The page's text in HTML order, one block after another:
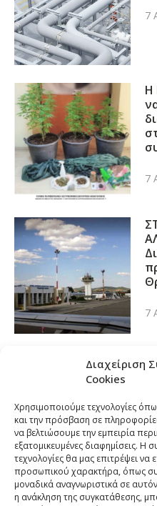
Διαχείριση
Cookies
Χρησιμοποιούμε τεχνολογίες
και την πρόσβαση σε
να βελτιώσουμε την εμπειρία
εξατομικευμένες διαφημίσεις. Η
τεχνολογίες θα μας επιτρέψει
προσωπικού χαρακτήρα, όπως
μοναδικά αναγνωριστικά σε
η ανάκληση της συγκατάθεσης,
7
Η
7
7